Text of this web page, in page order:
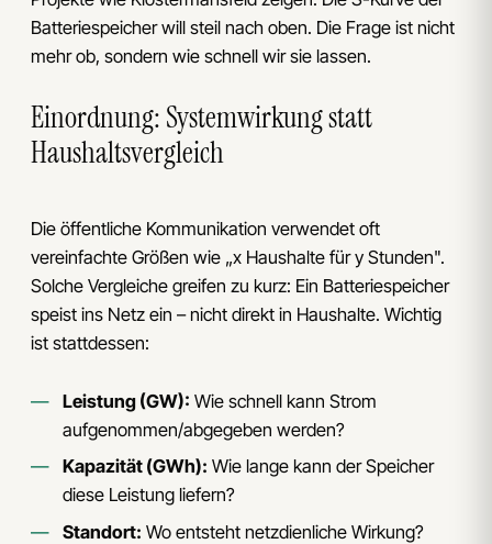
Batteriespeicher will steil nach oben. Die Frage ist nicht
mehr ob, sondern wie schnell wir sie lassen.
Einordnung: Systemwirkung statt
Haushaltsvergleich
Die öffentliche Kommunikation verwendet oft
vereinfachte Größen wie „x Haushalte für y Stunden".
Solche Vergleiche greifen zu kurz: Ein Batteriespeicher
speist ins Netz ein – nicht direkt in Haushalte. Wichtig
ist stattdessen:
Leistung (GW): Wie schnell kann Strom
aufgenommen/abgegeben werden?
Kapazität (GWh): Wie lange kann der Speicher
diese Leistung liefern?
Standort: Wo entsteht netzdienliche Wirkung?